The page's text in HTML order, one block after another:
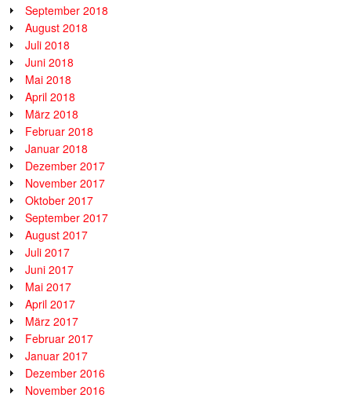
September 2018
August 2018
Juli 2018
Juni 2018
Mai 2018
April 2018
März 2018
Februar 2018
Januar 2018
Dezember 2017
November 2017
Oktober 2017
September 2017
August 2017
Juli 2017
Juni 2017
Mai 2017
April 2017
März 2017
Februar 2017
Januar 2017
Dezember 2016
November 2016